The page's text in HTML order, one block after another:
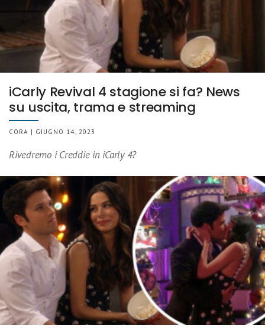
iCarly Revival 4 stagione si fa? News
su uscita, trama e streaming
CORA | GIUGNO 14, 2023
Rivedremo i Creddie in iCarly 4?